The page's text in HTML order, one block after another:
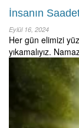
İnsanın
Eylül 16, 2024
Her gün elimizi
yıkamalıyız.